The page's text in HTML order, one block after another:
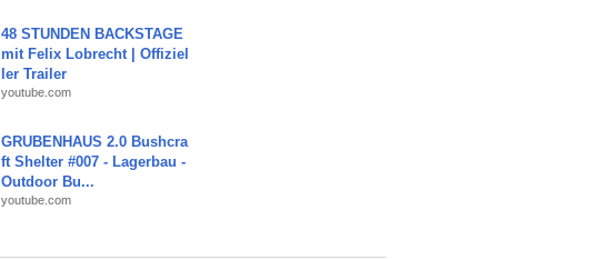
48 STUNDEN BACKSTAGE
mit Felix Lobrecht | Offiziel
ler Trailer
youtube.com
GRUBENHAUS 2.0 Bushcra
ft Shelter #007 - Lagerbau -
Outdoor Bu...
youtube.com